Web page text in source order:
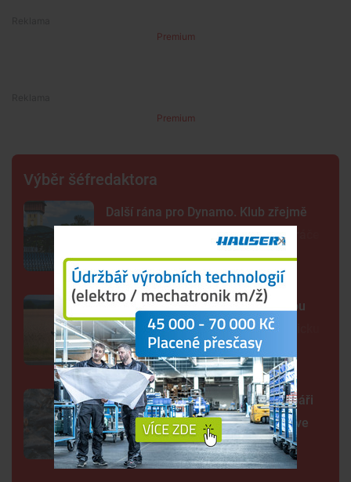
Premium
Premium
Výběr šéfredaktora
Další rána pro Dynamo. Klub zřejmě
zruší béčko, pro dva týmy nemá hráče
Lidé opět spatřili černou kočkovitou
šelmu, tentokrát na Českobudějovicku
Rybníky vysychají před očima. Rybáři
omezují krmení a přesouvají ryby ve
velkém